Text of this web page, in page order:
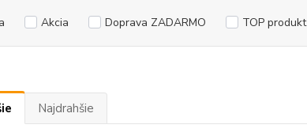
Akcia Doprava ZADARMO TOP produkt
Najdrahšie